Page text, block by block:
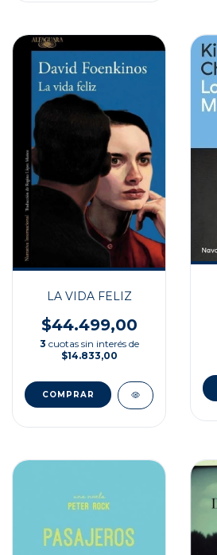
LA VIDA FELIZ
$44.499,00
3 cuotas sin interés de
$14.833,00